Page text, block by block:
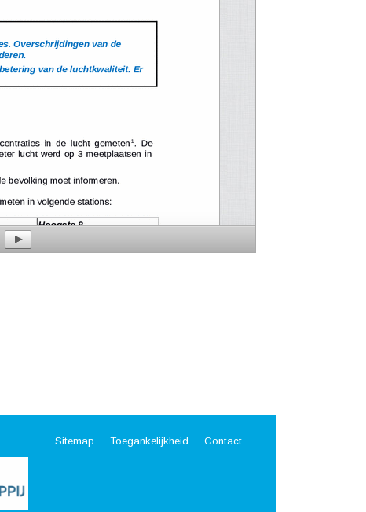
Sitemap Toegankelijkheid Contact